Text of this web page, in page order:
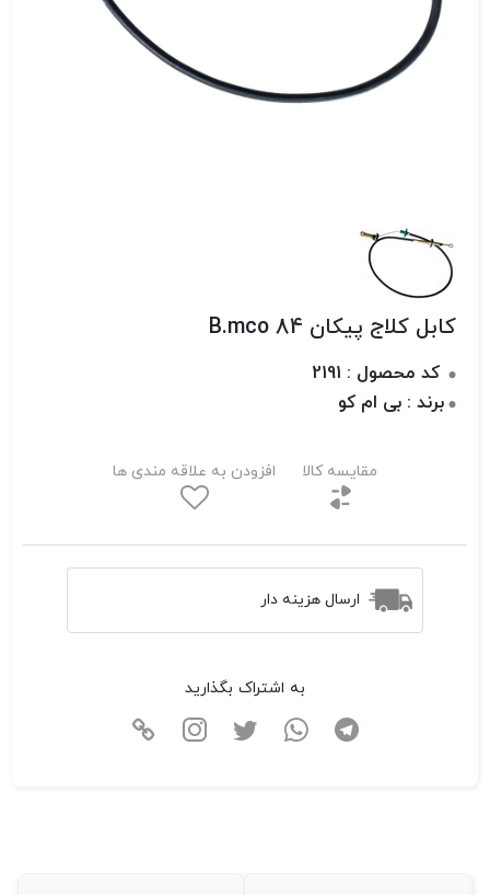
کابل کلاج پیکان B.mco 84
کد محصول : 2191
برند : بی ام کو
مقایسه کالا افزودن به علاقه مندی ها
ارسال هزینه دار
به اشتراک بگذارید